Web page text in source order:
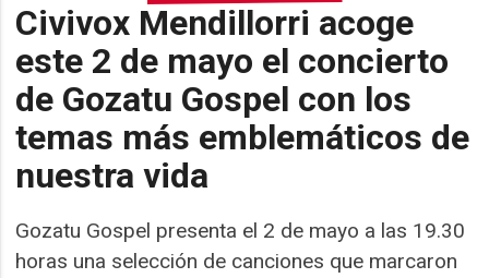
Civivox Mendillorri acoge
este 2 de mayo el concierto
de Gozatu Gospel con los
temas más emblemáticos de
nuestra vida
Gozatu Gospel presenta el 2 de mayo a las 19.30
horas una selección de canciones que marcaron